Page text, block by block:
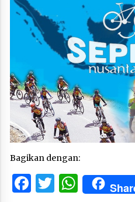
Bagikan dengan:
Facebook
Twitter